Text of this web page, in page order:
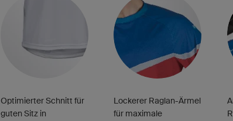
Optimierter Schnitt für
guten Sitz in
Lockerer Raglan-Ärmel
für maximale